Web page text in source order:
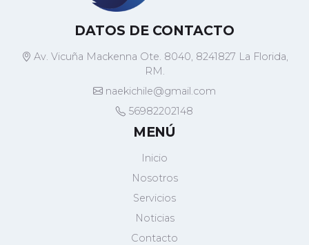
DATOS DE CONTACTO
Av. Vicuña Mackenna Ote. 8040, 8241827 La Florida,
RM.
naekichile@gmail.com
56982202148
MENÚ
Inicio
Nosotros
Servicios
Noticias
Contacto